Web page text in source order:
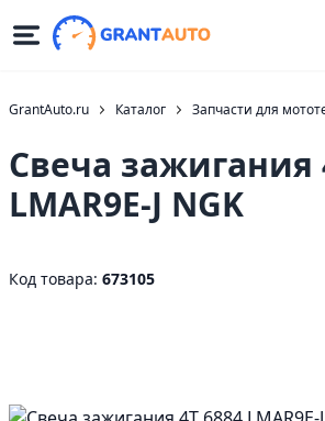
GrantAuto.ru Каталог Запчасти для
Свеча зажигания
LMAR9E-J NGK
Код товара: 673105